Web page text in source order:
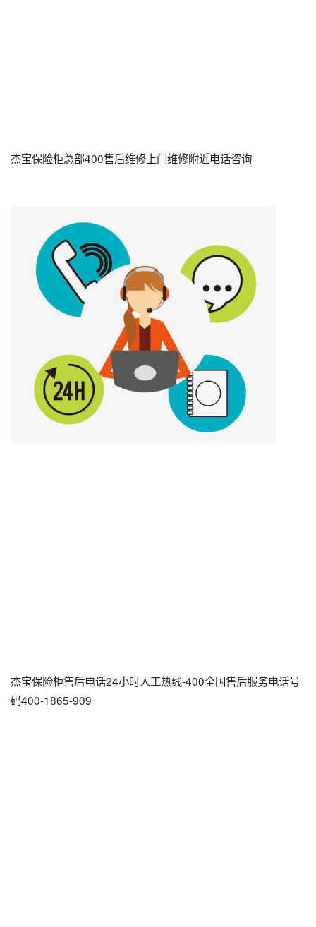
杰宝保险柜总部400售后维修上门维修附近电话咨询
杰宝保险柜售后电话24小时人工热线-400全国售后服务电话号
码400-1865-909